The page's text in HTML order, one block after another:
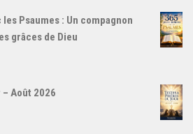
Psaumes : Un compagnon
grâces de Dieu
Août 2026